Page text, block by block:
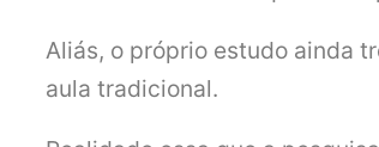
Aliás, o próprio estudo ainda
aula tradicional.